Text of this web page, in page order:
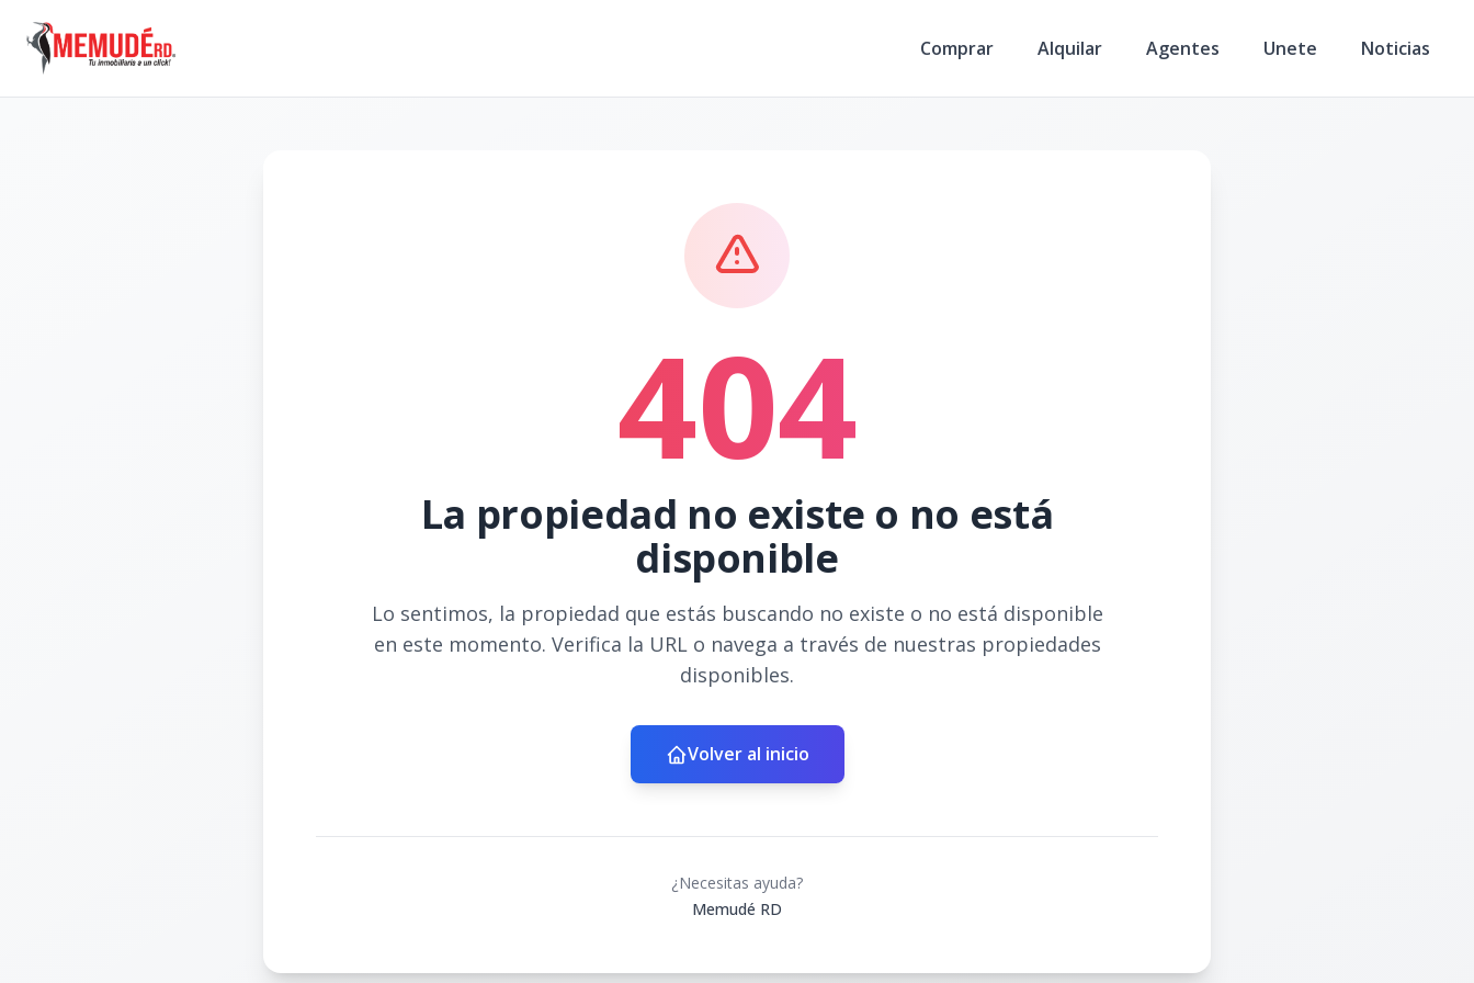
Comprar Alquilar Agentes Unete Noticias
404
La propiedad no existe o no está
disponible
Lo sentimos, la propiedad que estás buscando no existe o no está disponible
en este momento. Verifica la URL o navega a través de nuestras propiedades
disponibles.
Volver al inicio
¿Necesitas ayuda?
Memudé RD